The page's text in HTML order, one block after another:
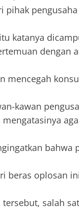
pihak
katanya
dengan
mencegah
kawan
bahwa
beras oplosan
salah